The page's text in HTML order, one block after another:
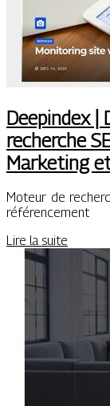
Deepindex |
recherche
Marketing
Moteur de
référencement
Lire la suite